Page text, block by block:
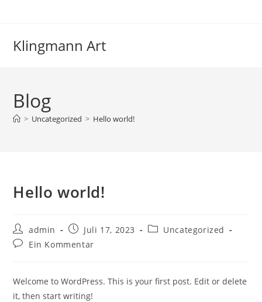
Klingmann Art
Blog
> Uncategorized > Hello world!
Hello world!
Beitrags-
Autor:
admin
Beitrag
veröffentlicht:
Juli 17, 2023
Beitrags-
Uncategorized
Beitrags-
Ein Kommentar
Welcome to WordPress. This is your first post. Edit or delete
it, then start writing!